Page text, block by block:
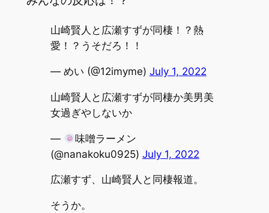
山崎賢人と広瀬すずが同棲！？熱
愛！？うそだろ！！
— めい (@12imyme) July 1, 2022
山崎賢人と広瀬すずが同棲か美男美
女過ぎやしないか
—
味噌ラーメン
(@nanakoku0925) July 1, 2022
広瀬すず、山崎賢人と同棲報道。
そうか。